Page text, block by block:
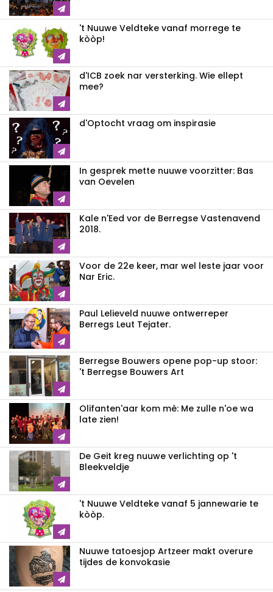
't Nuuwe Veldteke vanaf morrege te
kòòp!
d'ICB zoek nar versterking. Wie ellept
mee?
d'Optocht vraag om inspirasie
In gesprek mette nuuwe voorzitter: Bas
van Oevelen
Kale n'Eed vor de Berregse Vastenavend
2018.
Voor de 22e keer, mar wel leste jaar voor
Nar Eric.
Paul Lelieveld nuuwe ontwerreper
Berregs Leut Tejater.
Berregse Bouwers opene pop-up stoor:
't Berregse Bouwers Art
Olifanten'aar kom mè: Me zulle n'oe wa
late zien!
De Geit kreg nuuwe verlichting op 't
Bleekveldje
't Nuuwe Veldteke vanaf 5 jannewarie te
kòòp.
Nuuwe tatoesjop Artzeer makt overure
tijdes de konvokasie